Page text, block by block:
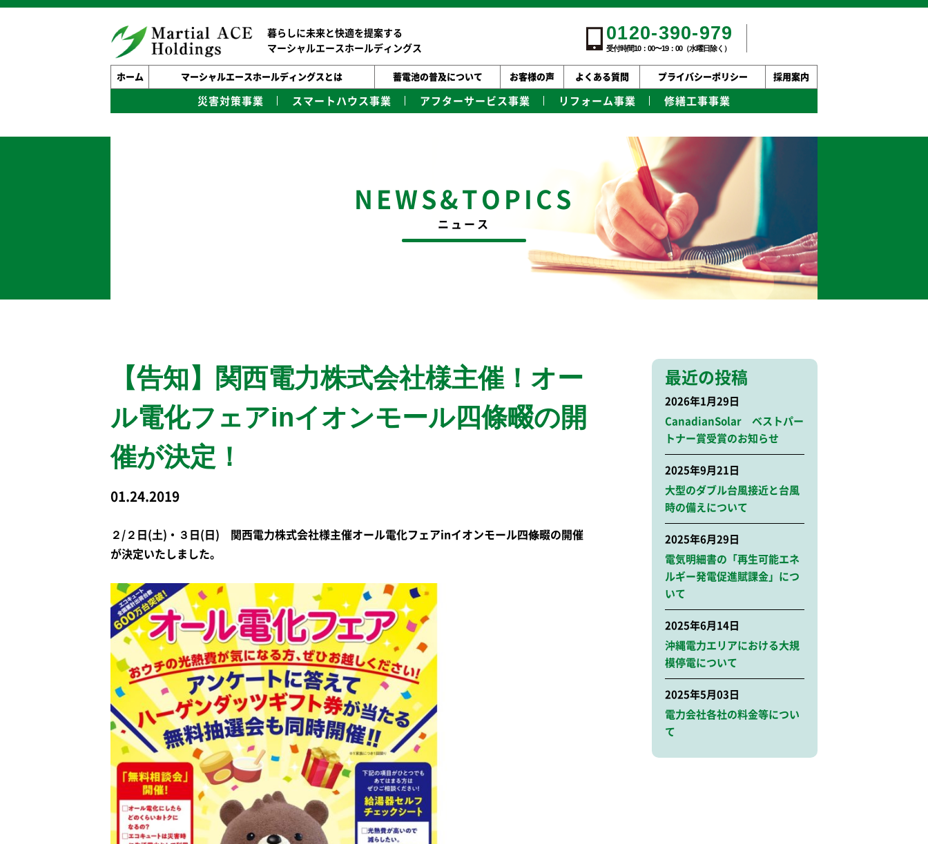
暮らしに未来と快適を提案する
マーシャルエースホールディングス
0120-390-979
受付時間10：00〜19：00（水曜日除く）
ホーム マーシャルエースホールディングスとは 蓄電池の普及について お客様の声 よくある質問 プライバシーポリシー 採用案内
災害対策事業 スマートハウス事業 アフターサービス事業 リフォーム事業 修繕工事事業
NEWS&TOPICS
ニュース
【告知】関西電力株式会社様主催！オー
ル電化フェアinイオンモール四條畷の開
催が決定！
01.24.2019
２/２日(土)・３日(日) 関西電力株式会社様主催オール電化フェアinイオンモール四條畷の開催
が決定いたしました。
最近の投稿
2026年1月29日
CanadianSolar ベストパー
トナー賞受賞のお知らせ
2025年9月21日
大型のダブル台風接近と台風
時の備えについて
2025年6月29日
電気明細書の「再生可能エネ
ルギー発電促進賦課金」につ
いて
2025年6月14日
沖縄電力エリアにおける大規
模停電について
2025年5月03日
電力会社各社の料金等につい
て